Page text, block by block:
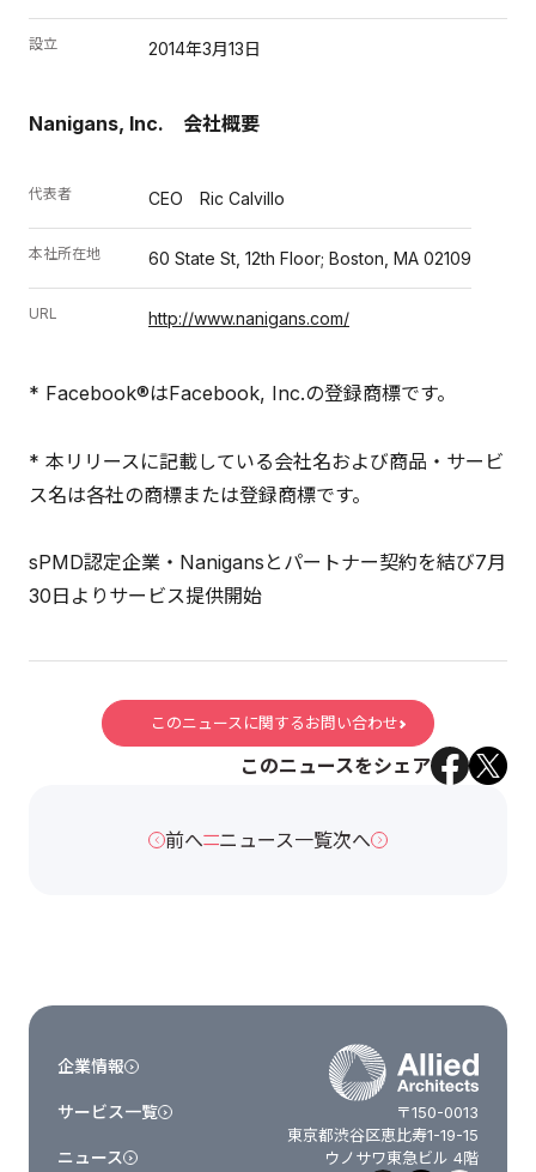
設立 2014年3月13日
Nanigans, Inc. 会社概要
代表者 CEO Ric Calvillo
本社所在地 60 State St, 12th Floor; Boston, MA 02109
URL http://www.nanigans.com/
* Facebook®はFacebook, Inc.の登録商標です。
* 本リリースに記載している会社名および商品・サービ
ス名は各社の商標または登録商標です。
sPMD認定企業・Nanigansとパートナー契約を結び7月
30日よりサービス提供開始
このニュースに関するお問い合わせ
このニュースをシェア
前へ ニュース一覧次へ
〒150-0013
東京都渋谷区恵比寿1-19-15
ウノサワ東急ビル 4階
企業情報
サービス一覧
ニュース